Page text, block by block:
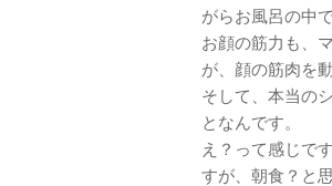
がらお風呂の中
お顔の筋力も、
が、顔の筋肉を
そして、本当の
となんです。
え？って感じで
すが、朝食？と